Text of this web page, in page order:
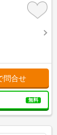
問合せ
無料